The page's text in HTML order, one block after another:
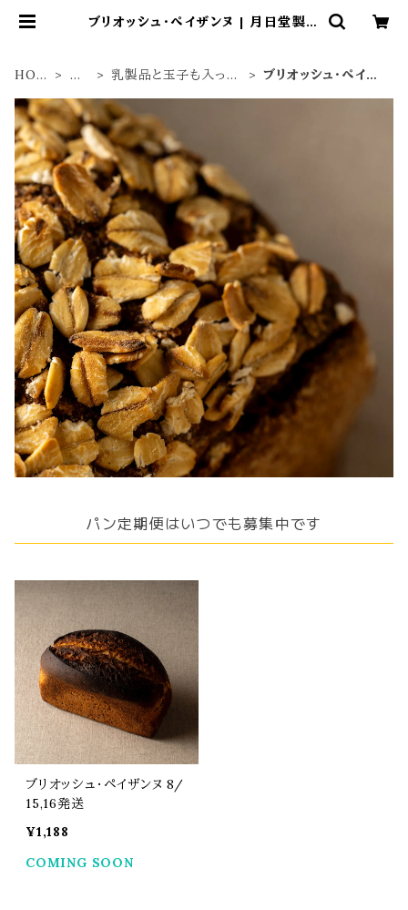
ブリオッシュ・ペイザンヌ | 月日堂製パ
HOM
単
乳製品と玉子も入った
ブリオッシュ・ペイザ
パン定期便はいつでも募集中です
ブリオッシュ・ペイザンヌ 8/
15,16発送
¥1,188
COMING SOON